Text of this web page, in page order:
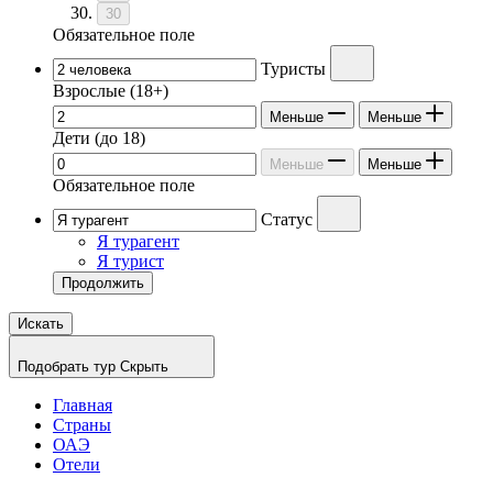
30
Обязательное поле
Туристы
Взрослые (18+)
Меньше Меньше
Дети (до 18)
Меньше Меньше
Обязательное поле
Статус
Я турагент
Я турист
Продолжить
Искать
Подобрать тур Скрыть
Главная
Страны
ОАЭ
Отели